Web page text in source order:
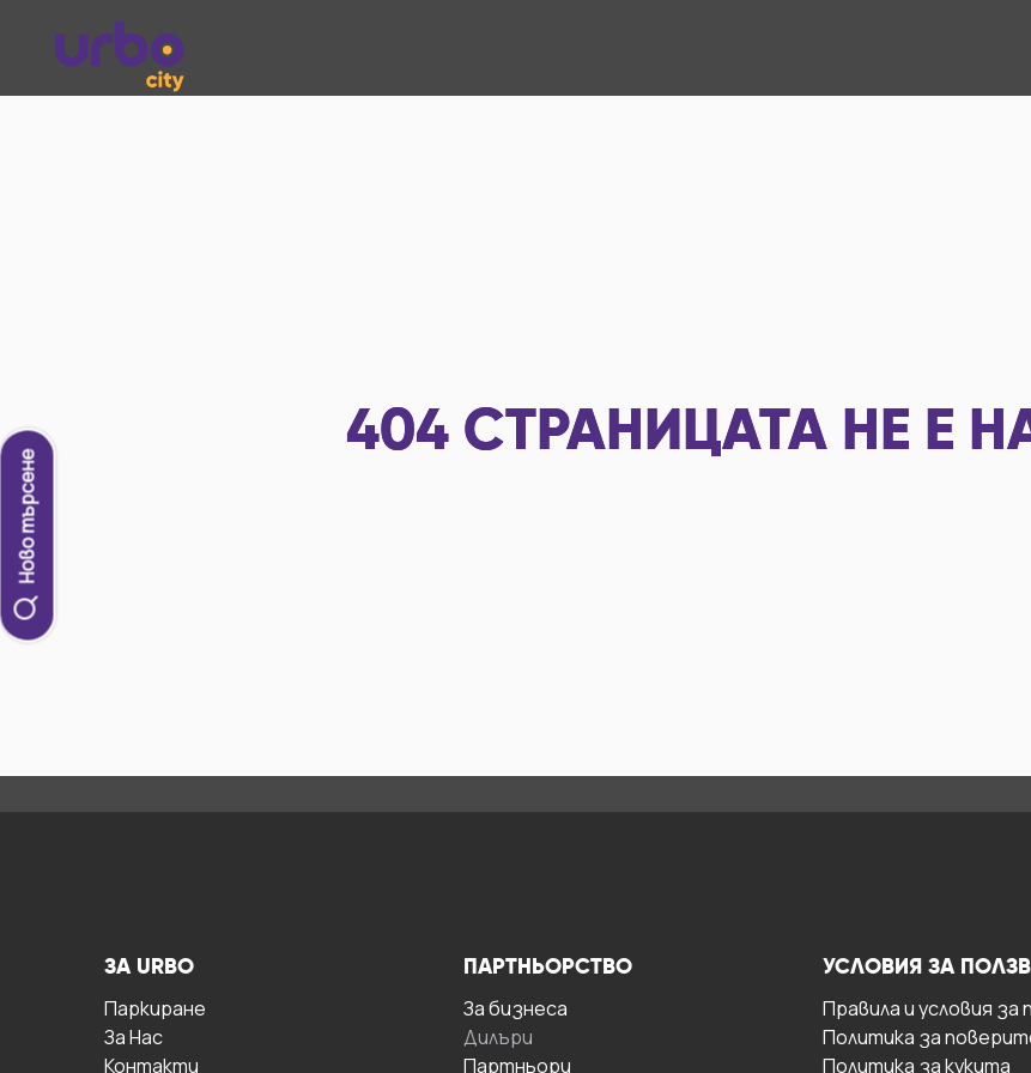
Ново търсене
404 СТРАНИЦАТА НЕ Е
ЗА URBO
Паркиране
За Hас
Контакти
ПАРТНЬОРСТВО
За бизнесa
Дилъри
Партньори
УСЛОВИЯ ЗА
Правила и условия за
Политика за
Политика за кукита